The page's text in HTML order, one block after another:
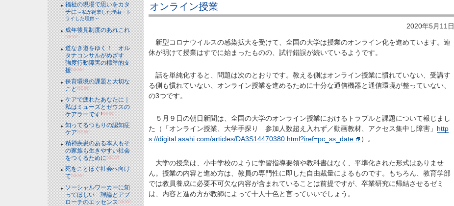
福祉の現場で思いをカタ
チに～私が起業した理由・ト
ライした理由～
成年後見制度のあれこれ
NEW!
道なき道をゆく！ オル
タナコンサルがめざす
強度行動障害の標準的支
援NEW!
保育環境の課題と大切な
ことNEW!
ケアで疲れたあなたに｜
私はミューズとゼウスの
ケアラーです!NEW!
知ってるつもりの認知症
ケアNEW!
精神疾患のある本人もそ
の家族も生きやすい社会
をつくるためにNEW!
死をことほぐ社会へ向け
てNEW!
ソーシャルワーカーに知
ってほしい 理論とアプ
ローチのエッセンスNEW!
オンライン授業
2020年5月11日
新型コロナウイルスの感染拡大を受けて、全国の大学は授業のオンライン化を進めています。連
休が明けて授業はすでに始まったものの、試行錯誤が続いているようです。
話を単純化すると、問題は次のとおりです。教える側はオンライン授業に慣れていない、受講す
る側も慣れていない、オンライン授業を進めるために十分な通信機器と通信環境が整っていない、
の3つです。
５月９日の朝日新聞は、全国の大学のオンライン授業におけるトラブルと課題について報じまし
た（「オンライン授業、大学手探り 参加人数超え入れず／動画教材、アクセス集中し障害」 http
s://digital.asahi.com/articles/DA3S14470380.html?iref=pc_ss_date
）。
大学の授業は、小中学校のように学習指導要領や教科書はなく、平準化された形式はありませ
ん。授業の内容と進め方は、教員の専門性に即した自由裁量によるものです。もちろん、教育学部
では教員養成に必要不可欠な内容が含まれていることは前提ですが、卒業研究に帰結させるゼミ
は、内容と進め方が教師によって十人十色と言っていいでしょう。